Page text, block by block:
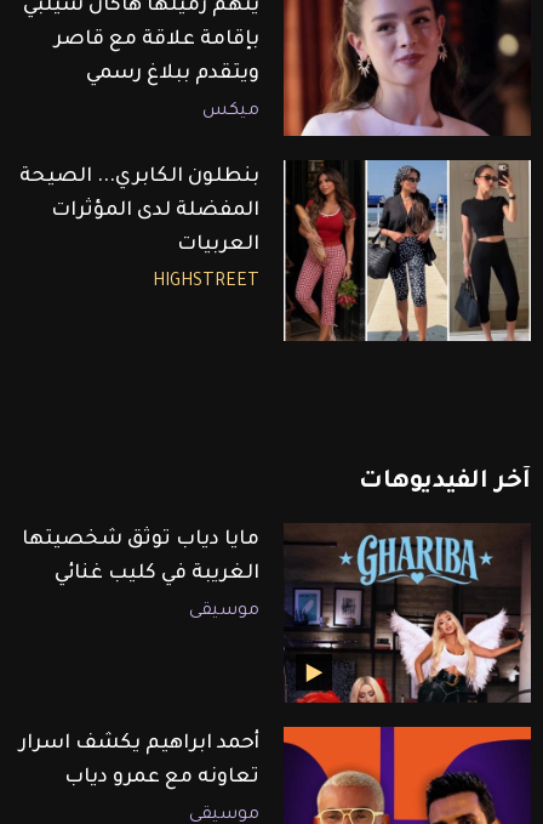
يتهم زميلها هاكان شيلبي
بإقامة علاقة مع قاصر
ويتقدم ببلاغ رسمي
ميكس
بنطلون الكابري... الصيحة
المفضلة لدى المؤثرات
العربيات
HIGHSTREET
آخر الفيديوهات
مايا دياب توثق شخصيتها
الغريبة في كليب غنائي
موسيقى
أحمد ابراهيم يكشف اسرار
تعاونه مع عمرو دياب
موسيقى